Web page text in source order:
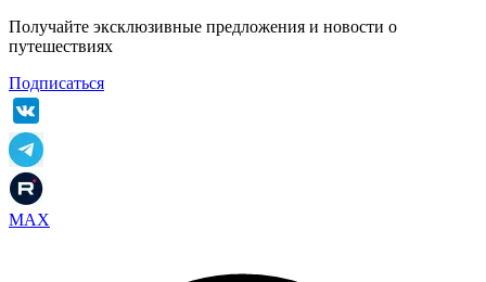
Получайте эксклюзивные предложения и новости о
путешествиях
Подписаться
MAX